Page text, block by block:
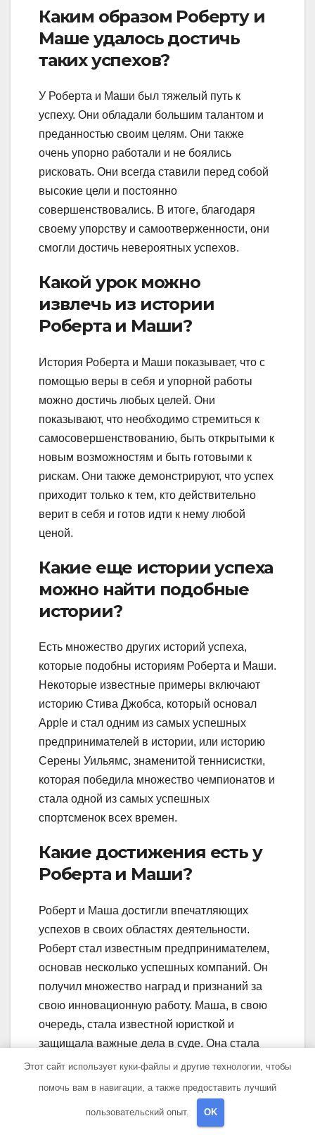
Каким образом Роберту и
Маше удалось достичь
таких успехов?
У Роберта и Маши был тяжелый путь к
успеху. Они обладали большим талантом и
преданностью своим целям. Они также
очень упорно работали и не боялись
рисковать. Они всегда ставили перед собой
высокие цели и постоянно
совершенствовались. В итоге, благодаря
своему упорству и самоотверженности, они
смогли достичь невероятных успехов.
Какой урок можно
извлечь из истории
Роберта и Маши?
История Роберта и Маши показывает, что с
помощью веры в себя и упорной работы
можно достичь любых целей. Они
показывают, что необходимо стремиться к
самосовершенствованию, быть открытыми к
новым возможностям и быть готовыми к
рискам. Они также демонстрируют, что успех
приходит только к тем, кто действительно
верит в себя и готов идти к нему любой
ценой.
Какие еще истории успеха
можно найти подобные
истории?
Есть множество других историй успеха,
которые подобны историям Роберта и Маши.
Некоторые известные примеры включают
историю Стива Джобса, который основал
Apple и стал одним из самых успешных
предпринимателей в истории, или историю
Серены Уильямс, знаменитой теннисистки,
которая победила множество чемпионатов и
стала одной из самых успешных
спортсменок всех времен.
Какие достижения есть у
Роберта и Маши?
Роберт и Маша достигли впечатляющих
успехов в своих областях деятельности.
Роберт стал известным предпринимателем,
основав несколько успешных компаний. Он
получил множество наград и признаний за
свою инновационную работу. Маша, в свою
очередь, стала известной юристкой и
защищала важные дела в суде. Она стала
первой женщиной-адвокатом, получившей
Каким образом Роберт и
Этот сайт использует куки-файлы и другие технологии, чтобы
помочь вам в навигации, а также предоставить лучший
пользовательский опыт. OK